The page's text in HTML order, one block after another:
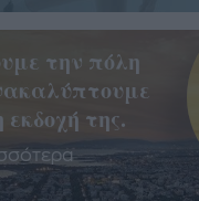
την πόλη
της.